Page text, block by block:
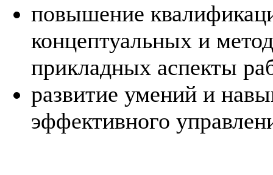
повышение
концептуальных и
прикладных аспекты
развитие умений и
эффективного